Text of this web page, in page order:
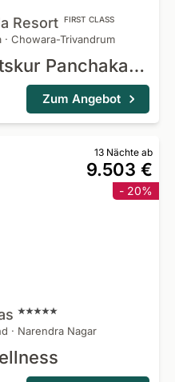
Resort FIRST CLASS
· Chowara-Trivandrum
Ayurveda Ganzheitskur Panchakarma & Rasayana
Zum Angebot
13 Nächte ab
9.503 €
- 20%
· Narendra Nagar